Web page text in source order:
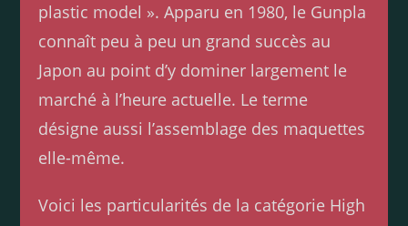
plastic model ». Apparu en 1980, le Gunpla
connaît peu à peu un grand succès au
Japon au point d’y dominer largement le
marché à l’heure actuelle. Le terme
désigne aussi l’assemblage des maquettes
elle-même.
Voici les particularités de la catégorie High